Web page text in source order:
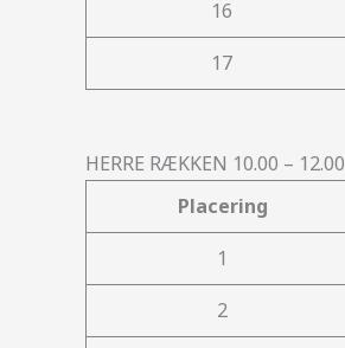
16
17
HERRE RÆKKEN 10.00 – 12.00
Placering
1
2